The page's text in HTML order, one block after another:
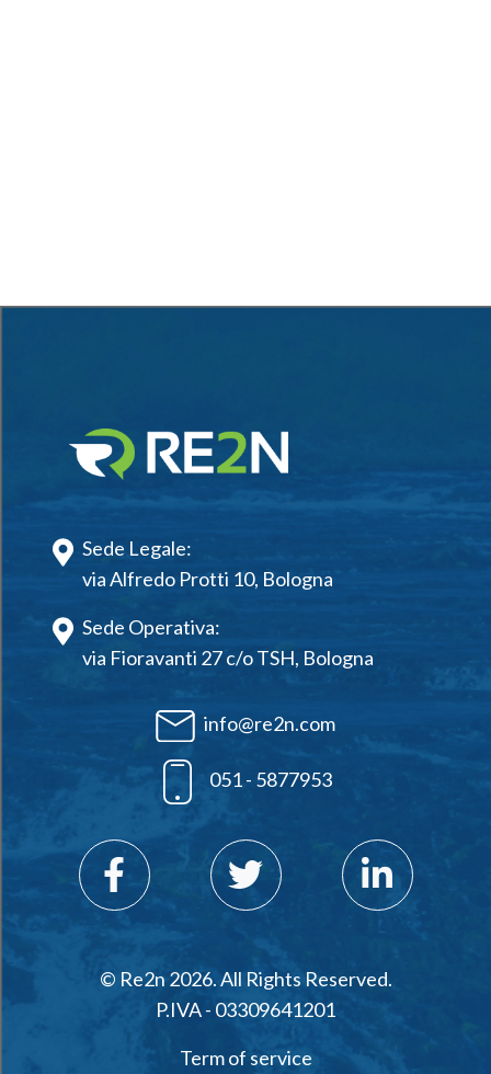
Sede Legale:
via Alfredo Protti 10, Bologna
Sede Operativa:
via Fioravanti 27 c/o TSH, Bologna
info@re2n.com
051 - 5877953
© Re2n 2026. All Rights Reserved.
P.IVA - 03309641201
Term of service